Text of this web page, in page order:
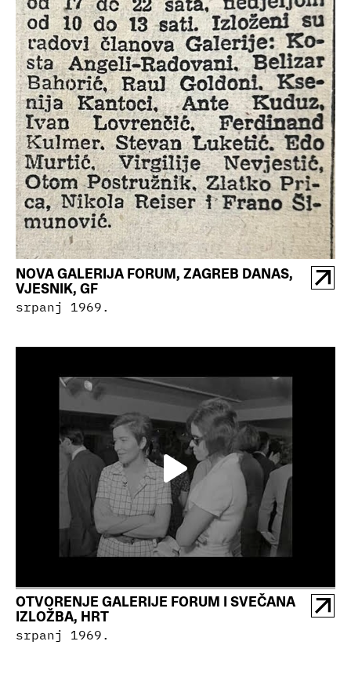
NOVA GALERIJA FORUM, ZAGREB DANAS,
VJESNIK, GF
srpanj 1969.
OTVORENJE GALERIJE FORUM I SVEČANA
IZLOŽBA, HRT
srpanj 1969.